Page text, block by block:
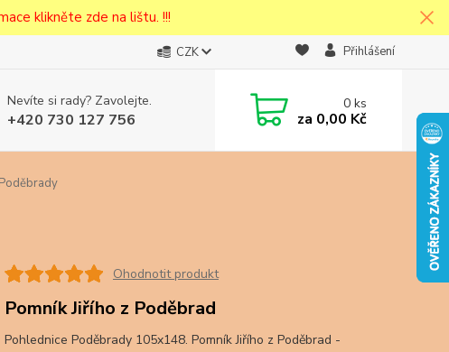
klikněte zde na lištu. !!!
CZK Přihlášení
Nevíte si rady? Zavolejte.
+420 730 127 756
0ks
za 0,00 Kč
Ohodnotit produkt
Pomník Jiřího z Poděbrad
Pohlednice Poděbrady 105x148. Pomník Jiřího z Poděbrad -